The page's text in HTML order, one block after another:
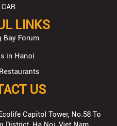
CAR
LINKS
Bay Forum
in Hanoi
US
Capitol Tower, No.58 To